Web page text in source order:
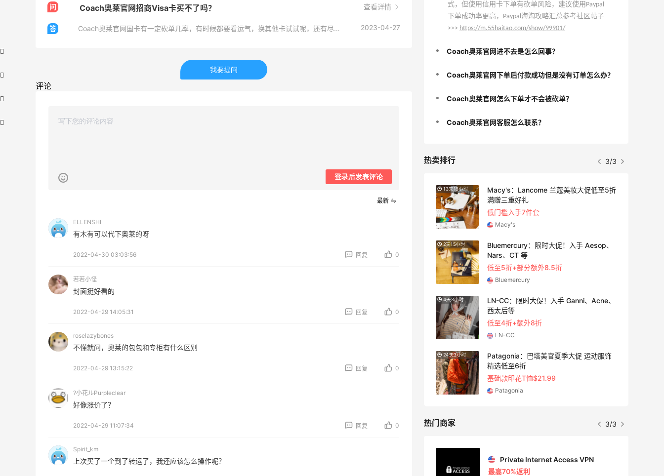
问 Coach奥莱官网招商Visa卡买不了吗？ 查看详情
答 Coach奥莱官网国卡有一定砍单几率，有时候都要看运气，换其他卡试试呢，还有尽量选择小众点的转运地址。 2023-04-27
我要提问
评论
登录后发表评论
最新
ELLENSHI
有木有可以代下奥莱的呀
2022-04-30 03:03:56 回复 0
若若小怪
封面挺好看的
2022-04-29 14:05:31 回复 0
roselazybones
不懂就问，奥莱的包包和专柜有什么区别
2022-04-29 13:15:22 回复 0
?小花ルPurpleclear
好像涨价了？
2022-04-29 11:07:34 回复 0
Spirit_km
上次买了一个到了转运了，我还应该怎么操作呢？
式，但使用信用卡下单有砍单风险，建议使用Paypal
下单成功率更高，Paypal海淘攻略汇总参考社区帖子
>>> https://m.55haitao.com/show/99901/
Coach奥莱官网进不去是怎么回事？
Coach奥莱官网下单后付款成功但是没有订单怎么办？
Coach奥莱官网怎么下单才不会被砍单？
Coach奥莱官网客服怎么联系？
热卖排行 3/3
Bobbi Brown
Tory Burch、拉夫劳伦等
Bloomingdales
健身补剂、护肤洗护等
iHerb
邮
Macy's
PRADA、LOEWE、加拿大鹅等
TOTEME、ZIMMERMAN 等
13天18小时
Macy's：Lancome 兰蔻美妆大促低至5折
满赠三重好礼
低门槛入手7件套
Macy's
2天15小时
Bluemercury：限时大促！入手 Aesop、
Nars、CT 等
低至5折+部分额外8.5折
Bluemercury
4天3小时
LN-CC：限时大促！入手 Ganni、Acne、
西太后等
低至4折+额外8折
LN-CC
24天3小时
Patagonia：巴塔美官夏季大促 运动服饰
精选低至6折
基础款印花T恤$21.99
Patagonia
热门商家 3/3
Mac Duggal
Private Internet Access VPN
最高70%返利